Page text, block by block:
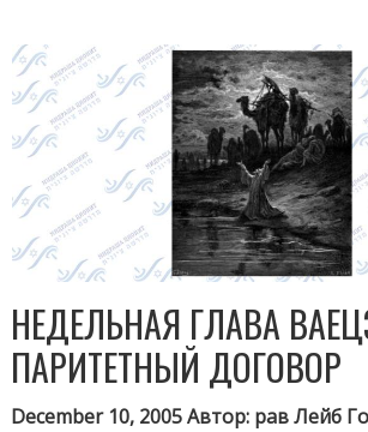
НЕДЕЛЬНАЯ ГЛАВА
ПАРИТЕТНЫЙ ДОГОВОР
December 10, 2005 Автор: рав Лейб